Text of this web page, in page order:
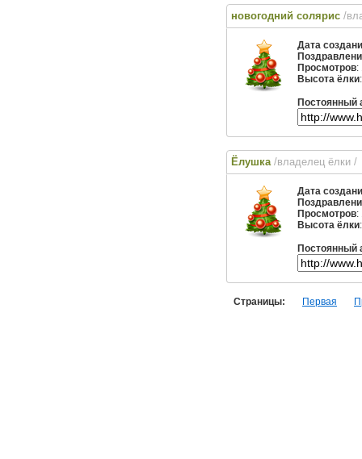
новогодний солярис /
Дата
Просмотров:
Высота ёлки
Постоянный
Ёлушка /владелец ёлки /
Дата
Просмотров:
Высота ёлки
Постоянный
Страницы: Первая